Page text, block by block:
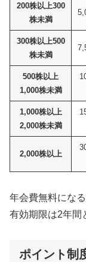
200株以上300
株未満
300株以上500
株未満
500株以上
1,000株未満
1,000株以上
2,000株未満
2,000株以上
年会費無料にな
有効期限は2年間
ポイント制